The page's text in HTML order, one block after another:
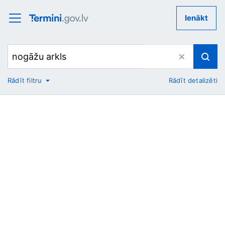
Ienākt
No
Rādīt filtru Rādīt detalizēti